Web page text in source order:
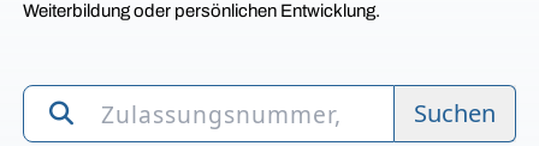
Weiterbildung oder persönlichen Entwicklung.
Suchen